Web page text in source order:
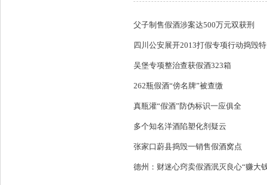
父子制售假酒涉案达500万元双获刑
四川公安展开2013打假专项行动捣毁
吴堡专项整治查获假酒323箱
262瓶假酒“傍名牌”被查缴
真瓶灌“假酒”防伪标识一应俱全
多个知名洋酒陷塑化剂疑云
张家口蔚县捣毁一销售假酒窝点
德州：财迷心窍卖假酒泯灭良心“赚大